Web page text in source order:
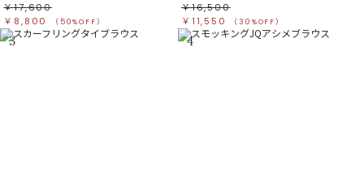
￥17,600
￥8,800
（50%OFF）
￥16,500
￥11,550
（30%OFF）
3 4